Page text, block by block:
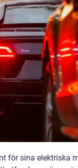
för sina elektriska